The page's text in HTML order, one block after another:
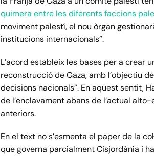
quimera entre les diferents faccions
moviment palestí, el nou òrgan
institucions internacionals”.
L’acord estableix les bases per a crear
reconstrucció de Gaza, amb l’objectiu
decisions nacionals”. En aquest sentit,
de l’enclavament abans de l’actual
anteriors.
En el text no s’esmenta el paper de la
que governa parcialment Cisjordània i